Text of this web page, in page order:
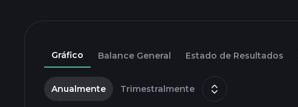
Gráfico Balance General Estado de Resultados
Anualmente Trimestralmente